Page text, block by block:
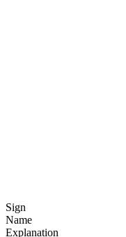
Sign
Name
Explanation